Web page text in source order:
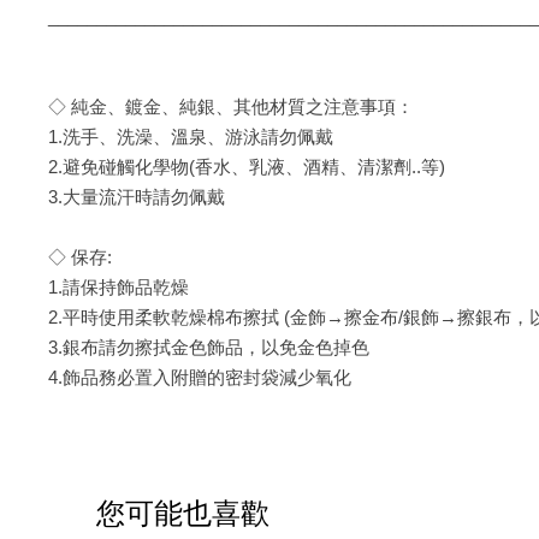
◇ 純金、鍍金、純銀、其他材質之注意事項：
1.洗手、洗澡、溫泉、游泳請勿佩戴
2.避免碰觸化學物(香水、乳液、酒精、清潔劑..等)
3.大量流汗時請勿佩戴
◇ 保存:
1.請保持飾品乾燥
2.平時使用柔軟乾燥棉布擦拭 (金飾→擦金布/銀飾→擦銀布，
3.銀布請勿擦拭金色飾品，以免金色掉色
4.飾品務必置入附贈的密封袋減少氧化
您可能也喜歡